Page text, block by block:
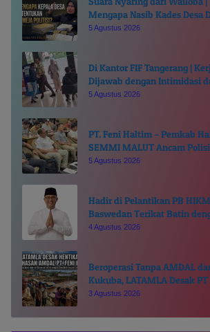
Mengapa Nasib Kades
Politisi?
5 Agustus 2026
Di Kantor FIF Tangerang |
Dijawab dengan Intimidasi
5 Agustus 2026
PT. Feni Haltim – Pemkab
SEMMI MALUT Ancam
Chairul Richfat
5 Agustus 2026
Hadir di Pelantikan PB
Baswedan Terikat Batin
Kie Raha
4 Agustus 2026
Beroperasi Tanpa AMDAL
Kukuba, LATAMLA Desak
Diproses Pidana
3 Agustus 2026